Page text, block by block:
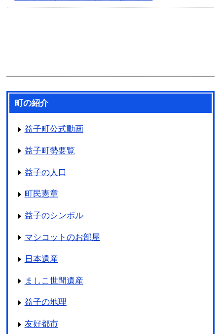
町の紹介
益子町公式動画
益子町勢要覧
益子の人口
町民憲章
益子のシンボル
マシコットのお部屋
日本遺産
ましこ世間遺産
益子の地理
友好都市